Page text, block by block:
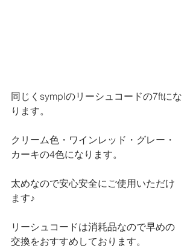
同じくsymplのリーシュコードの7ftにな
ります。
クリーム色・ワインレッド・グレー・
カーキの4色になります。
太めなので安心安全にご使用いただけ
ます♪
リーシュコードは消耗品なので早めの
交換をおすすめしております。